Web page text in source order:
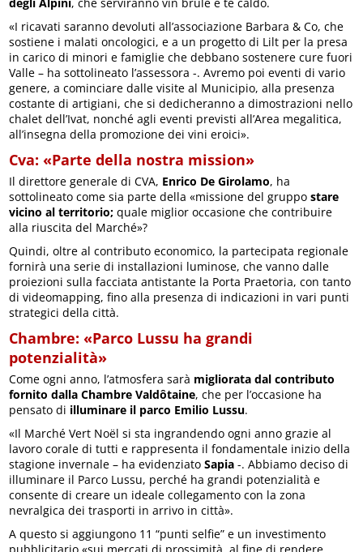
«I ricavati saranno devoluti all’associazione Barbara & Co, che
sostiene i malati oncologici, e a un progetto di Lilt per la presa
in carico di minori e famiglie che debbano sostenere cure fuori
Valle – ha sottolineato l’assessora -. Avremo poi eventi di vario
genere, a cominciare dalle visite al Municipio, alla presenza
costante di artigiani, che si dedicheranno a dimostrazioni nello
chalet dell’Ivat, nonché agli eventi previsti all’Area megalitica,
all’insegna della promozione dei vini eroici».
Cva: «Parte della nostra mission»
Il direttore generale di CVA, Enrico De Girolamo, ha
sottolineato come sia parte della «missione del gruppostare
vicino al territorio; quale miglior occasione che contribuire
alla riuscita del Marché»?
Quindi, oltre al contributo economico, la partecipata regionale
fornirà una serie di installazioni luminose, che vanno dalle
proiezioni sulla facciata antistante la Porta Praetoria, con tanto
di videomapping, fino alla presenza di indicazioni in vari punti
strategici della città.
Chambre: «Parco Lussu ha grandi
potenzialità»
Come ogni anno, l’atmosfera sarà migliorata dal contributo
fornito dalla Chambre Valdôtaine, che per l’occasione ha
pensato di illuminare il parco Emilio Lussu.
«Il Marché Vert Noël si sta ingrandendo ogni anno grazie al
lavoro corale di tutti e rappresenta il fondamentale inizio della
stagione invernale – ha evidenziatoSapia -. Abbiamo deciso di
illuminare il Parco Lussu, perché ha grandi potenzialità e
consente di creare un ideale collegamento con la zona
nevralgica dei trasporti in arrivo in città».
A questo si aggiungono 11 “punti selfie” e un investimento